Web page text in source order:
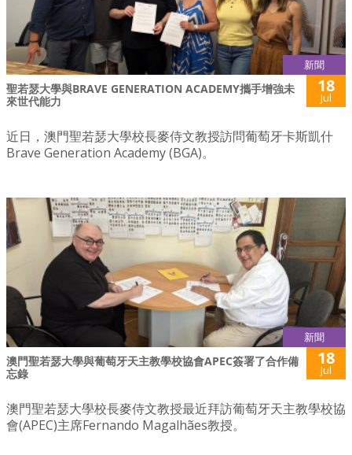
新聞
聖若瑟大學與BRAVE GENERATION ACADEMY攜手增強未
來世代能力
18
Jul
近日，澳門聖若瑟大學校長麥侍文教授訪問葡萄牙卡斯凱什
Brave Generation Academy (BGA)。
新聞
澳門聖若瑟大學與葡萄牙天主教學校協會APEC簽署了合作備
忘錄
18
Jul
澳門聖若瑟大學校長麥侍文教授最近拜訪葡萄牙天主教學校協
會(APEC)主席Fernando Magalhães教授。